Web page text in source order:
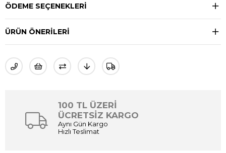
ÖDEME SEÇENEKLERI
ÜRÜN ÖNERILERI
100 TL ÜZERİ
ÜCRETSİZ KARGO
Aynı Gün Kargo
Hızlı Teslimat